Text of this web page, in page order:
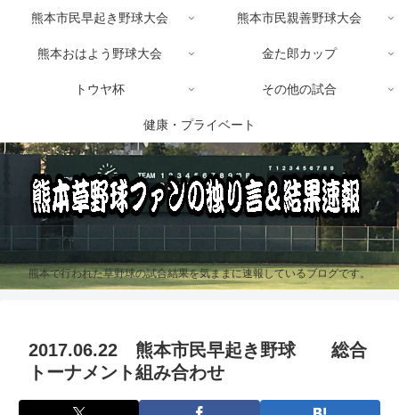
熊本で行われた草野球の試合結果を気ままに速報しているブログです。
熊本市民早起き野球大会 熊本市民親善野球大会
熊本おはよう野球大会 金た郎カップ
トウヤ杯 その他の試合
健康・プライベート
2017.06.22 熊本市民早起き野球 総合
トーナメント組み合わせ